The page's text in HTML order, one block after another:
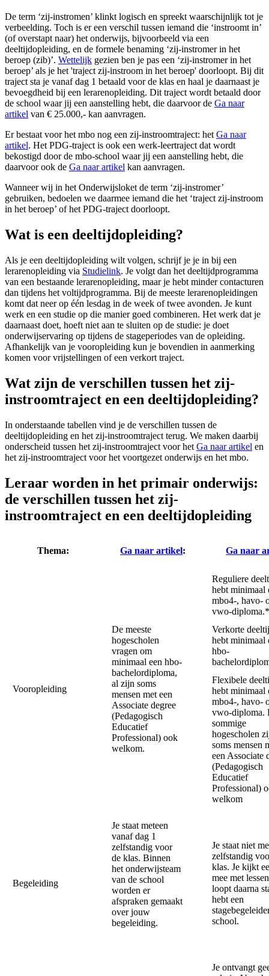
De term ‘zij-instromen’ klinkt logisch en spreekt waarschijnlijk tot je
verbeelding. Toch is er een verschil tussen iemand die ‘instroomt in’
(of overstapt naar) het onderwijs, bijvoorbeeld via een
deeltijdopleiding, en de formele benaming ‘zij-instromer in het
beroep (zib)’. Wettelijk gezien ben je pas een ‘zij-instromer in het
beroep’ als je het 'traject zij-instroom in het beroep' doorloopt. Bij dit
traject sta je vanaf dag 1 betaald voor de klas en haal je daarnaast je
bevoegdheid bij een lerarenopleiding. Dit traject wordt betaald door
de school waar jij een aanstelling hebt, die daarvoor de Ga naar
artikel van € 25.000,- kan aanvragen.
Er bestaat voor het mbo nog een zij-instroomtraject: het Ga naar
artikel. Het PDG-traject is ook een werk-leertraject dat wordt
bekostigd door de mbo-school waar jij een aanstelling hebt, die
daarvoor ook de Ga naar artikel kan aanvragen.
Wanneer wij in het Onderwijsloket de term ‘zij-instromer’
gebruiken, bedoelen we daarmee iemand die het ‘traject zij-instroom
in het beroep’ of het PDG-traject doorloopt.
Wat is een deeltijdopleiding?
Als je een deeltijdopleiding wilt volgen, schrijf je je in bij een
lerarenopleiding via Studielink. Je volgt dan het deeltijdprogramma
van een bestaande lerarenopleiding, maar je hebt minder contacturen
dan tijdens het voltijdprogramma. Bij de meeste lerarenopleidingen
komt dat neer op één lesdag in de week of twee avonden. Je kunt
werk en een studie op die manier goed combineren. Het werk dat je
daarnaast doet, hoeft niet aan te sluiten op de studie: je doet
onderwijservaring op tijdens de stageperiodes van de opleiding.
Afhankelijk van je vooropleiding kun je bovendien in aanmerking
komen voor vrijstellingen of een verkort traject.
Wat zijn de verschillen tussen het zij-
instroomtraject en een deeltijdopleiding?
In onderstaande tabellen vind je de verschillen tussen de
deeltijdopleiding en het zij-instroomtraject terug. We maken daarbij
onderscheid tussen het zij-instroomtraject voor het Ga naar artikel en
het zij-instroomtraject voor het voortgezet onderwijs en het mbo.
Leraar worden in het primair onderwijs:
de verschillen tussen het zij-
instroomtraject en een deeltijdopleiding
Thema: Ga naar artikel: Ga naar
Vooropleiding
De meeste
hogescholen
vragen om
minimaal een hbo-
bachelordiploma,
al zijn soms
mensen met een
Associate degree
(Pedagogisch
Educatief
Professional) ook
welkom.
Reguliere
hebt minimaal
mbo4-, havo-
vwo-
Verkorte
hebt minimaal
hbo-
Flexibele
hebt minimaal
mbo4-, havo-
vwo-diploma.
sommige
hogescholen
soms mensen
een Associate
(Pedagogisch
Educatief
Professional)
welkom
Begeleiding
Je staat meteen
vanaf dag 1
zelfstandig voor
de klas. Binnen
het onderwijsteam
van de school
worden er
afspraken gemaakt
over jouw
begeleiding.
Je staat niet
zelfstandig
klas. Je kijkt
mee met
loopt daarna
hebt een
school.
Je ontvangt